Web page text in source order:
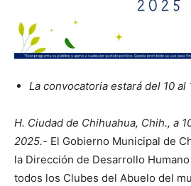
La convocatoria estará del 10 al
H. Ciudad de Chihuahua, Chih., a
2025.- El Gobierno Municipal de
la Dirección de Desarrollo
todos los Clubes del Abuelo del